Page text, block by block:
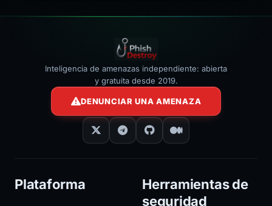
Inteligencia de amenazas independiente: abierta
y gratuita desde 2019.
DENUNCIAR UNA AMENAZA
Plataforma
Herramientas de
seguridad